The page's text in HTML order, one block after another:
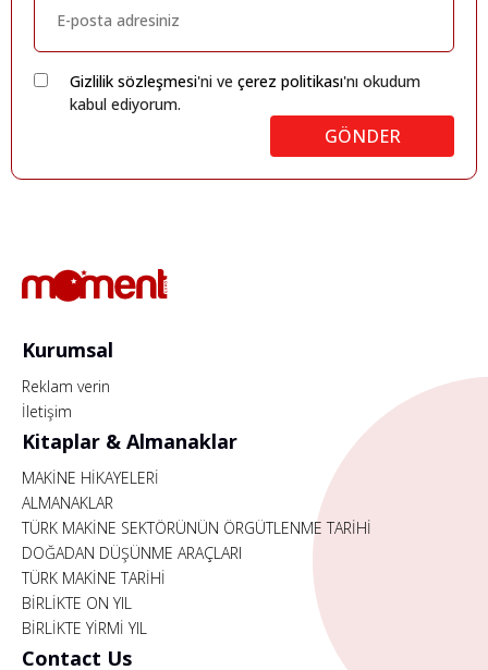
Gizlilik sözleşmesi'ni ve çerez politikası'nı okudum
kabul ediyorum.
GÖNDER
Kurumsal
Reklam verin
İletişim
Kitaplar & Almanaklar
MAKİNE HİKAYELERİ
ALMANAKLAR
TÜRK MAKİNE SEKTÖRÜNÜN ÖRGÜTLENME TARİHİ
DOĞADAN DÜŞÜNME ARAÇLARI
TÜRK MAKİNE TARİHİ
BİRLİKTE ON YIL
BİRLİKTE YİRMİ YIL
Contact Us